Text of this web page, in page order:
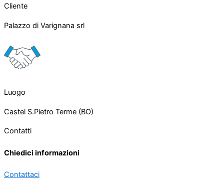
Cliente
Palazzo di Varignana srl
Luogo
Castel S.Pietro Terme (BO)
Contatti
Chiedici informazioni
Contattaci